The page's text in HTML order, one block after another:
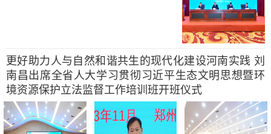
更好助力人与自然和谐共生的现代化建设河南实践 刘
南昌出席全省人大学习贯彻习近平生态文明思想暨环
境资源保护立法监督工作培训班开班仪式